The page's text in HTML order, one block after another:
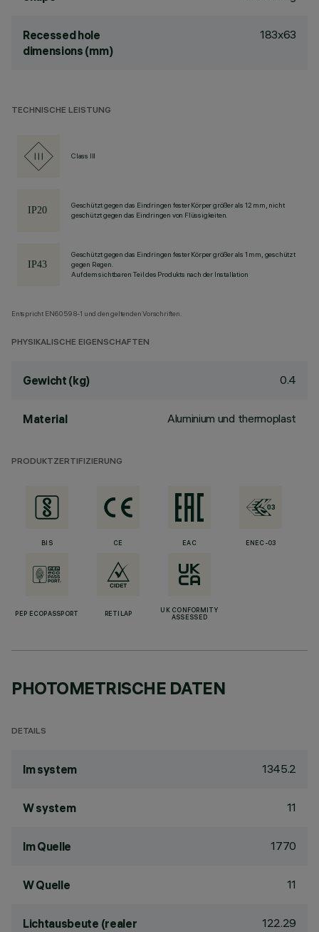
Recessed hole
dimensions (mm)
183x63
TECHNISCHE LEISTUNG
Class III
Geschützt gegen das Eindringen fester Körper größer als 12 mm, nicht
geschützt gegen das Eindringen von Flüssigkeiten.
Geschützt gegen das Eindringen fester Körper größer als 1 mm, geschützt
gegen Regen.
Auf dem sichtbaren Teil des Produkts nach der Installation
Entspricht EN60598-1 und den geltenden Vorschriften.
PHYSIKALISCHE EIGENSCHAFTEN
Gewicht (kg) 0.4
Material Aluminium und thermoplast
PRODUKTZERTIFIZIERUNG
BIS CE EAC ENEC-03
PEP ECOPASSPORT RETILAP
UK CONFORMITY
ASSESSED
PHOTOMETRISCHE DATEN
DETAILS
lm system 1345.2
W system 11
lm Quelle 1770
W Quelle 11
Lichtausbeute (realer 122.29